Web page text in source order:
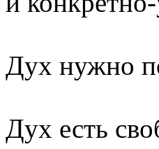
Дух нужно
Дух есть